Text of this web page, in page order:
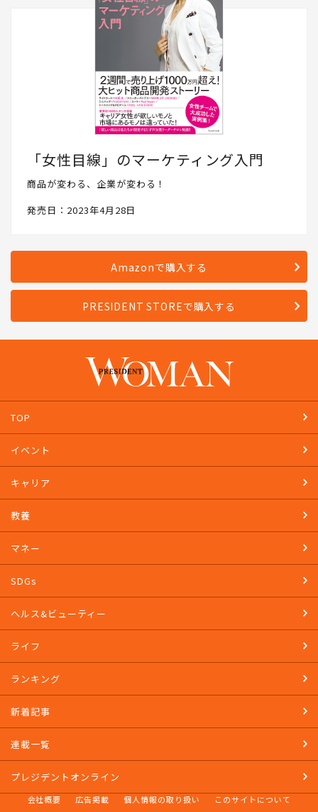
「女性目線」のマーケティング入門
商品が変わる、企業が変わる！
発売日：2023年4月28日
Amazonで購入する
PRESIDENT STOREで購入する
TOP
イベント
キャリア
教養
マネー
SDGs
ヘルス&ビューティー
ライフ
ランキング
新着記事
連載一覧
プレジデントオンライン
会社概要 広告掲載 個人情報の取り扱い このサイトについて